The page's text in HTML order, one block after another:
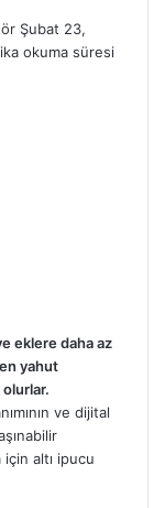
e
m
Şubat 23,
okuma süresi
eklere daha az
yahut
ve dijital
altı ipucu